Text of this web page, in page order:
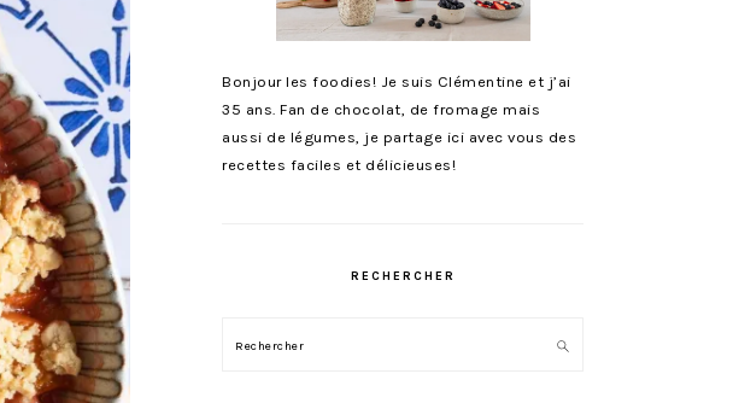
Bonjour les foodies! Je suis Clémentine et j’ai
35 ans. Fan de chocolat, de fromage mais
aussi de légumes, je partage ici avec vous des
recettes faciles et délicieuses!
RECHERCHER
Rechercher